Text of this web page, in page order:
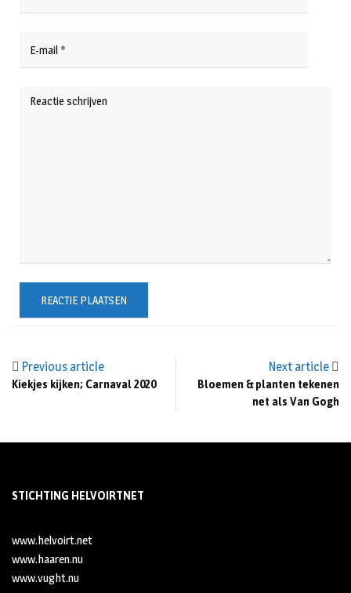
Previous article
Kiekjes kijken; Carnaval 2020
Next article
Bloemen & planten tekenen
net als Van Gogh
STICHTING HELVOIRTNET
www.helvoirt.net
www.haaren.nu
www.vught.nu